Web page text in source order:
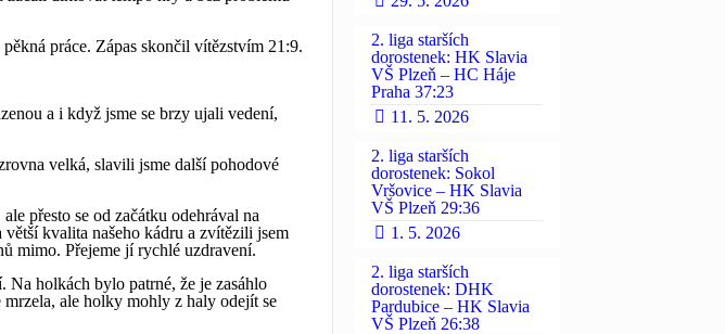
práce. Zápas skončil vítězstvím 21:9.
a i když jsme se brzy ujali vedení,
velká, slavili jsme další pohodové
přesto se od začátku odehrával na
kvalita našeho kádru a zvítězili jsem
mimo. Přejeme jí rychlé uzdravení.
Na holkách bylo patrné, že je zasáhlo
ale holky mohly z haly odejít se
2. liga starších
dorostenek: HK Slavia
VŠ Plzeň – HC Háje
Praha 37:23
11. 5. 2026
2. liga starších
dorostenek: Sokol
Vršovice – HK Slavia
VŠ Plzeň 29:36
1. 5. 2026
2. liga starších
dorostenek: DHK
Pardubice – HK Slavia
VŠ Plzeň 26:38